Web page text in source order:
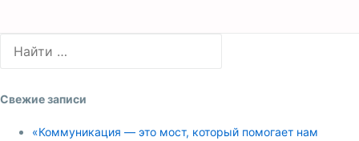
Свежие записи
«Коммуникация — это мост, который помогает нам